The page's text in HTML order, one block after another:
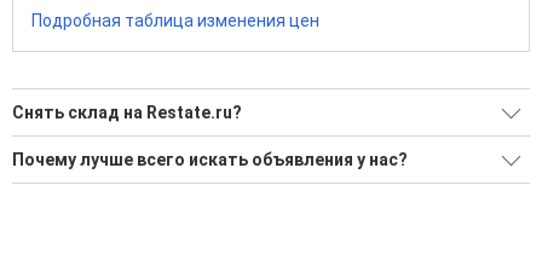
Подробная таблица изменения цен
Снять склад на Restate.ru?
110 актуальных и проверенных объявлений
Почему лучше всего искать объявления у нас?